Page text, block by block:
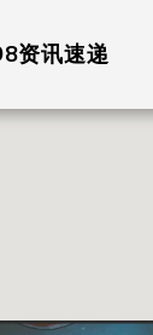
资讯速递